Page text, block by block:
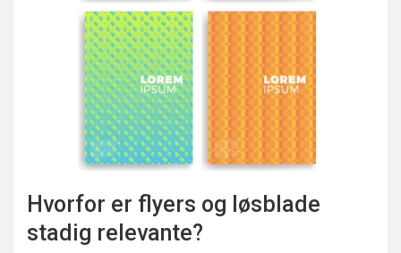
Hvorfor er flyers og løsblade
stadig relevante?